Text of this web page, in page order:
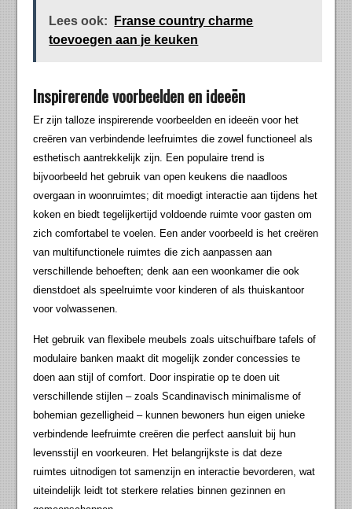
Lees ook:
Franse country charme
toevoegen aan je keuken
Inspirerende voorbeelden en ideeën
Er zijn talloze inspirerende voorbeelden en ideeën voor het
creëren van verbindende leefruimtes die zowel functioneel als
esthetisch aantrekkelijk zijn. Een populaire trend is
bijvoorbeeld het gebruik van open keukens die naadloos
overgaan in woonruimtes; dit moedigt interactie aan tijdens het
koken en biedt tegelijkertijd voldoende ruimte voor gasten om
zich comfortabel te voelen. Een ander voorbeeld is het creëren
van multifunctionele ruimtes die zich aanpassen aan
verschillende behoeften; denk aan een woonkamer die ook
dienstdoet als speelruimte voor kinderen of als thuiskantoor
voor volwassenen.
Het gebruik van flexibele meubels zoals uitschuifbare tafels of
modulaire banken maakt dit mogelijk zonder concessies te
doen aan stijl of comfort. Door inspiratie op te doen uit
verschillende stijlen – zoals Scandinavisch minimalisme of
bohemian gezelligheid – kunnen bewoners hun eigen unieke
verbindende leefruimte creëren die perfect aansluit bij hun
levensstijl en voorkeuren. Het belangrijkste is dat deze
ruimtes uitnodigen tot samenzijn en interactie bevorderen, wat
uiteindelijk leidt tot sterkere relaties binnen gezinnen en